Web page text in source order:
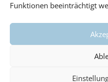
Funktionen beeinträchtigt
Vorträge
Wahlfach